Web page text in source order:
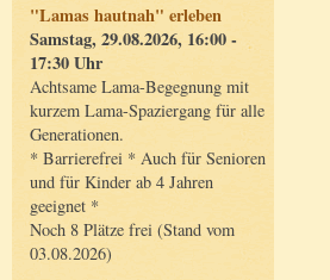
"Lamas hautnah" erleben
Samstag, 29.08.2026, 16:00 -
17:30 Uhr
Achtsame Lama-Begegnung mit
kurzem Lama-Spaziergang für alle
Generationen.
* Barrierefrei * Auch für Senioren
und für Kinder ab 4 Jahren
geeignet *
Noch 8 Plätze frei (Stand vom
03.08.2026)